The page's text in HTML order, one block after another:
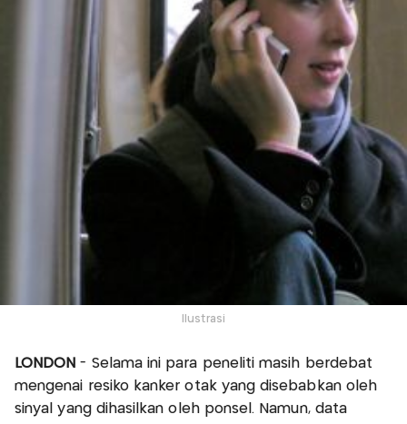
Ilustrasi
LONDON - Selama ini para peneliti masih berdebat
mengenai resiko kanker otak yang disebabkan oleh
sinyal yang dihasilkan oleh ponsel. Namun, data